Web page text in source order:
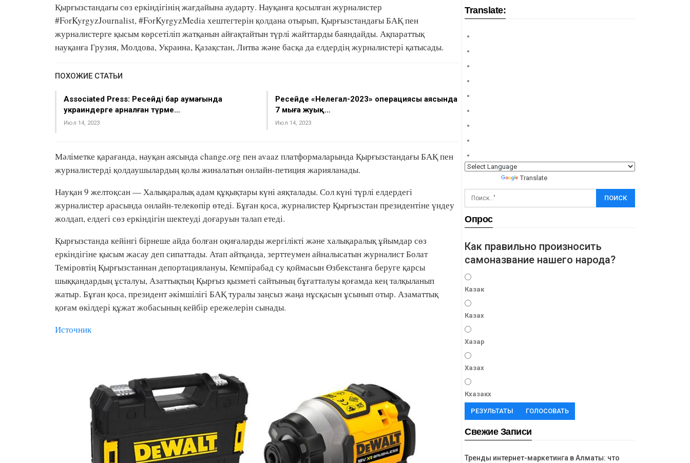
Қырғызстандағы сөз еркіндігінің жағдайына аударту. Науқанға қосылған журналистер
#ForKyrgyzJournalist, #ForKyrgyzMedia хештегтерін қолдана отырып, Қырғызстандағы БАҚ пен
журналистерге қысым көрсетіліп жатқанын айғақтайтын түрлі жайттарды баяндайды. Ақпараттық
науқанға Грузия, Молдова, Украина, Қазақстан, Литва және басқа да елдердің журналистері қатысады.
ПОХОЖИЕ СТАТЬИ
Associated Press: Ресейдің бар аумағында
украиндерге арналған түрме…
Июл 14, 2023
Ресейде «Нелегал-2023» операциясы аясында
7 мыңға жуық…
Июл 14, 2023
Мәліметке қарағанда, науқан аясында change.org пен avaaz платформаларында Қырғызстандағы БАҚ пен
журналистерді қолдаушылардың қолы жиналатын онлайн-петиция жарияланады.
Науқан 9 желтоқсан — Халықаралық адам құқықтары күні аяқталады. Сол күні түрлі елдердегі
журналистер арасында онлайн-телекөпір өтеді. Бұған қоса, журналистер Қырғызстан президентіне үндеу
жолдап, елдегі сөз еркіндігін шектеуді доғаруын талап етеді.
Қырғызстанда кейінгі бірнеше айда болған оқиғаларды жергілікті және халықаралық ұйымдар сөз
еркіндігіне қысым жасау деп сипаттады. Атап айтқанда, зерттеумен айналысатын журналист Болат
Теміровтің Қырғызстаннан депортациялануы, Кемпірабад су қоймасын Өзбекстанға беруге қарсы
шыққандардың ұсталуы, Азаттықтың Қырғыз қызметі сайтының бұғатталуы қоғамда кең талқыланып
жатыр. Бұған қоса, президент әкімшілігі БАҚ туралы заңсыз жаңа нұсқасын ұсынып отыр. Азаматтық
қоғам өкілдері құжат жобасының кейбір ережелерін сынады.
Источник
Translate:
Translate
Опрос
Как правильно произносить
самоназвание нашего народа?
Казак
Казах
Хазар
Хазах
Кхазакх
РЕЗУЛЬТАТЫ ГОЛОСОВАТЬ
Свежие Записи
Тренды интернет-маркетинга в Алматы: что